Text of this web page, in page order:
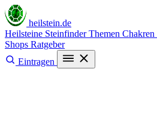
heilstein.de
Heilsteine SteinfinderThemen Chakren
Shops Ratgeber
Eintragen